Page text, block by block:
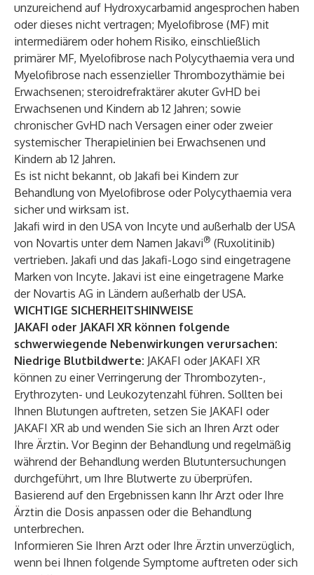
unzureichend auf Hydroxycarbamid angesprochen haben
oder dieses nicht vertragen; Myelofibrose (MF) mit
intermediärem oder hohem Risiko, einschließlich
primärer MF, Myelofibrose nach Polycythaemia vera und
Myelofibrose nach essenzieller Thrombozythämie bei
Erwachsenen; steroidrefraktärer akuter GvHD bei
Erwachsenen und Kindern ab 12 Jahren; sowie
chronischer GvHD nach Versagen einer oder zweier
systemischer Therapielinien bei Erwachsenen und
Kindern ab 12 Jahren.
Es ist nicht bekannt, ob Jakafi bei Kindern zur
Behandlung von Myelofibrose oder Polycythaemia vera
sicher und wirksam ist.
Jakafi wird in den USA von Incyte und außerhalb der USA
von Novartis unter dem Namen Jakavi® (Ruxolitinib)
vertrieben. Jakafi und das Jakafi-Logo sind eingetragene
Marken von Incyte. Jakavi ist eine eingetragene Marke
der Novartis AG in Ländern außerhalb der USA.
WICHTIGE SICHERHEITSHINWEISE
JAKAFI oder JAKAFI XR können folgende
schwerwiegende Nebenwirkungen verursachen:
Niedrige Blutbildwerte: JAKAFI oder JAKAFI XR
können zu einer Verringerung der Thrombozyten-,
Erythrozyten- und Leukozytenzahl führen. Sollten bei
Ihnen Blutungen auftreten, setzen Sie JAKAFI oder
JAKAFI XR ab und wenden Sie sich an Ihren Arzt oder
Ihre Ärztin. Vor Beginn der Behandlung und regelmäßig
während der Behandlung werden Blutuntersuchungen
durchgeführt, um Ihre Blutwerte zu überprüfen.
Basierend auf den Ergebnissen kann Ihr Arzt oder Ihre
Ärztin die Dosis anpassen oder die Behandlung
unterbrechen.
Informieren Sie Ihren Arzt oder Ihre Ärztin unverzüglich,
wenn bei Ihnen folgende Symptome auftreten oder sich